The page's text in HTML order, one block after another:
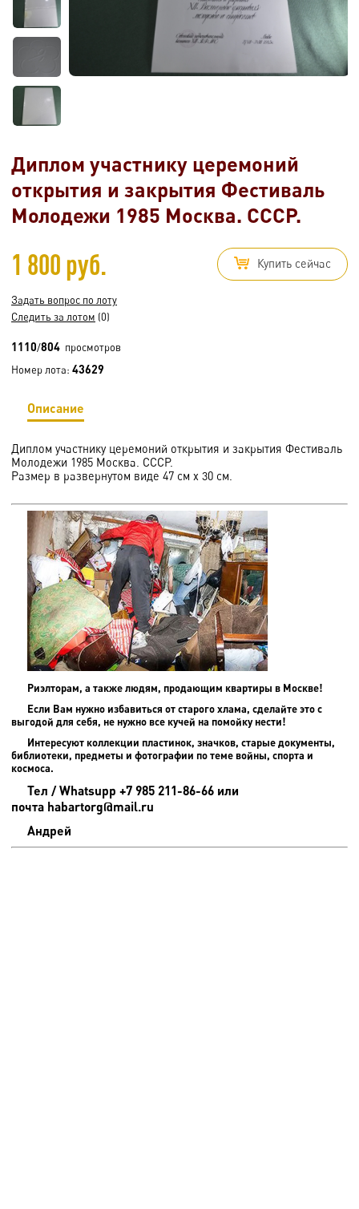
Диплом участнику церемоний
открытия и закрытия Фестиваль
Молодежи 1985 Москва. СССР.
1 800 руб. Купить сейчас
Задать вопрос по лоту
Следить за лотом (0)
1110/804 просмотров
Номер лота: 43629
Описание
Диплом участнику церемоний открытия и закрытия Фестиваль
Молодежи 1985 Москва. СССР.
Размер в развернутом виде 47 см х 30 см.
Риэлторам, а также людям, продающим квартиры в Москве!
Если Вам нужно избавиться от старого хлама, сделайте это с
выгодой для себя, не нужно все кучей на помойку нести!
Интересуют коллекции пластинок, значков, старые документы,
библиотеки, предметы и фотографии по теме войны, спорта и
космоса.
Тел / Whatsupp +7 985 211-86-66 или
почта habartorg@mail.ru
Андрей